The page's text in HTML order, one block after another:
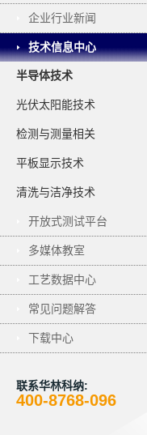
企业行业新闻
技术信息中心
半导体技术
光伏太阳能技术
检测与测量相关
平板显示技术
清洗与洁净技术
开放式测试平台
多媒体教室
工艺数据中心
常见问题解答
下载中心
联系华林科纳:
400-8768-096